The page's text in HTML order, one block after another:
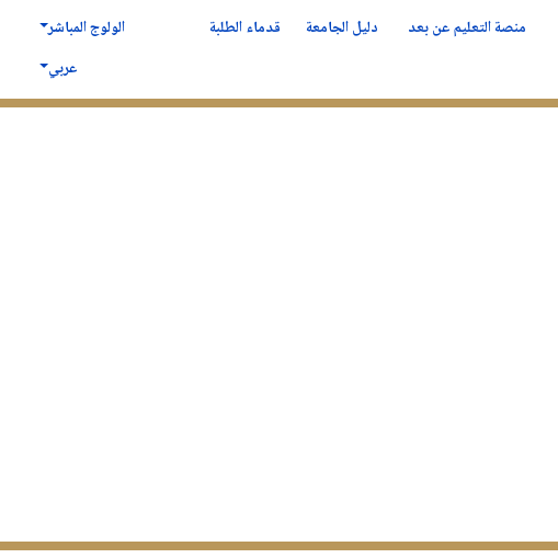
منصة التعليم عن بعد دليل الجامعة قدماء الطلبة
الولوج المباشر
عربي